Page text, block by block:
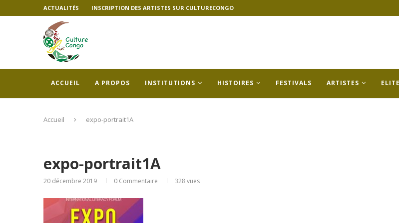
ACTUALITÉS INSCRIPTION DES ARTISTES SUR CULTURECONGO
ACCUEIL A PROPOS INSTITUTIONS HISTOIRES FESTIVALS ARTISTES
Accueil expo-portrait1A
expo-portrait1A
20 décembre 2019 0 Commentaire 328vues